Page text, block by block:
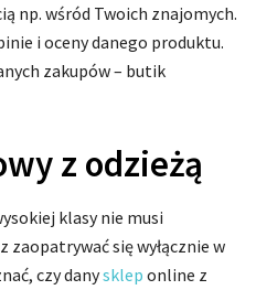
np. wśród Twoich znajomych.
i oceny danego produktu.
zakupów – butik
z odzieżą
klasy nie musi
się wyłącznie w
czy danysklep online z